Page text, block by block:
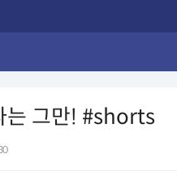
는 그만! #shorts